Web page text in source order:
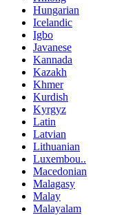
Hungarian
Icelandic
Igbo
Javanese
Kannada
Kazakh
Khmer
Kurdish
Kyrgyz
Latin
Latvian
Lithuanian
Luxembou..
Macedonian
Malagasy
Malay
Malayalam